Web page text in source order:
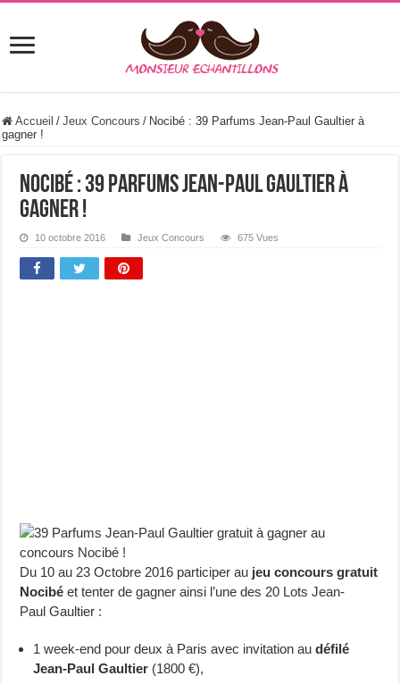
Accueil / Jeux Concours / Nocibé : 39 Parfums Jean-Paul Gaultier à
gagner !
Nocibé : 39 Parfums Jean-Paul Gaultier à
gagner !
10 octobre 2016 Jeux Concours 675 Vues
Du 10 au 23 Octobre 2016 participer au jeu concours gratuit
Nocibé et tenter de gagner ainsi l’une des 20 Lots Jean-
Paul Gaultier :
1 week-end pour deux à Paris avec invitation audéfilé
Jean-Paul Gaultier (1800 €),